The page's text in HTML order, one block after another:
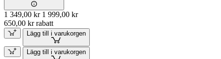
1 349,00 kr 1 999,00 kr
650,00 kr rabatt
Lägg till i varukorgen
Lägg till i varukorgen